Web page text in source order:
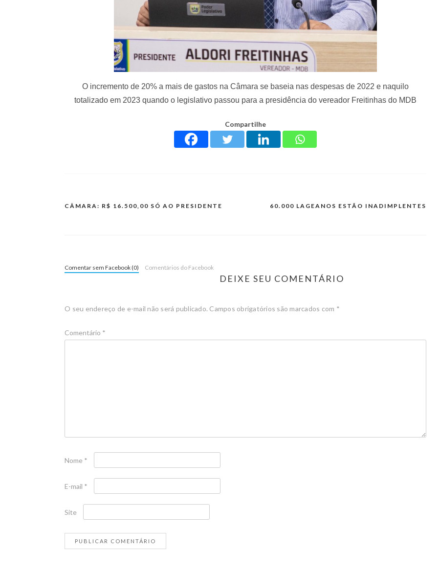
O incremento de 20% a mais de gastos na Câmara se baseia nas despesas de 2022 e naquilo
totalizado em 2023 quando o legislativo passou para a presidência do vereador Freitinhas do MDB
Compartilhe
CÂMARA: R$ 16.500,00 SÓ AO PRESIDENTE 60.000 LAGEANOS ESTÃO INADIMPLENTES
DEIXE SEU COMENTÁRIO
Comentar sem Facebook (0) Comentários do Facebook
O seu endereço de e-mail não será publicado. Campos obrigatórios são marcados com *
Comentário *
Nome *
E-mail *
Site